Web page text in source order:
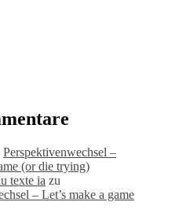
Perspektivenwechsel –
(or die trying)
texte ia zu
– Let’s make a game